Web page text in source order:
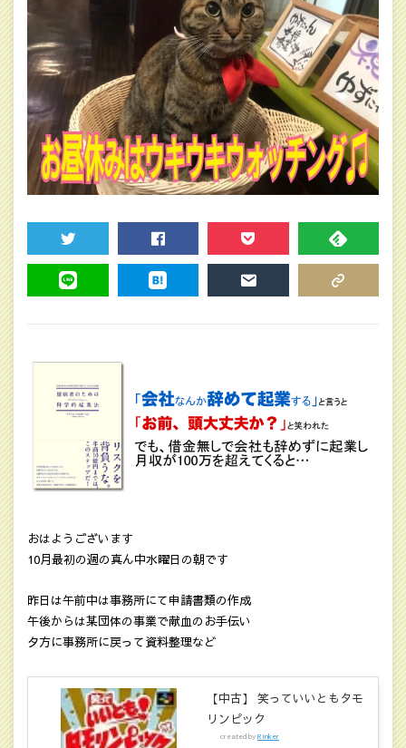
TWEET SHARE POCKET FEEDLY
おはようございます
10月最初の週の真ん中水曜日の朝です
昨日は午前中は事務所にて申請書類の作成
午後からは某団体の事業で献血のお手伝い
夕方に事務所に戻って資料整理など
【中古】 笑っていいともタモ
リンピック
created byRinker